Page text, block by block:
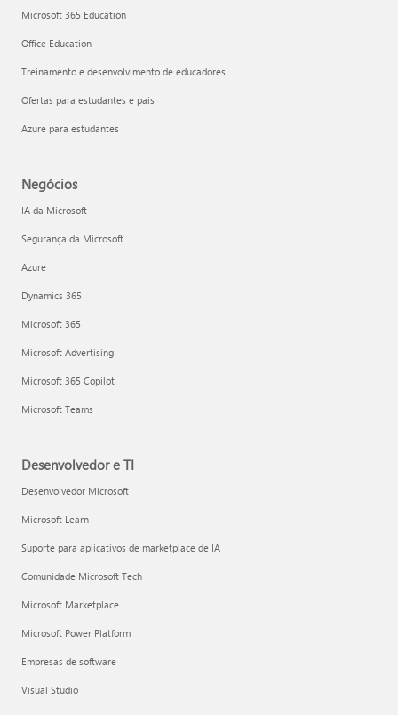
Microsoft 365 Education
Office Education
Treinamento e desenvolvimento de educadores
Ofertas para estudantes e pais
Azure para estudantes
Negócios
IA da Microsoft
Segurança da Microsoft
Azure
Dynamics 365
Microsoft 365
Microsoft Advertising
Microsoft 365 Copilot
Microsoft Teams
Desenvolvedor e TI
Desenvolvedor Microsoft
Microsoft Learn
Suporte para aplicativos de marketplace de IA
Comunidade Microsoft Tech
Microsoft Marketplace
Microsoft Power Platform
Empresas de software
Visual Studio